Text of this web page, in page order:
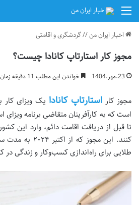
منو
اخبار ایران من//گردشگری و اقامتی
مجوز کار استارتاپ کانادا چیست؟
23.مهر.1404 خواندن این مطلب 11 دقیقه زمان میبرد
مجوز کار استارتاپ کانادا
است که به کارآفرینان متقاضی برنامه ویزای
تا قبل از دریافت اقامت دائم، وارد این
کنند. این مجوز
طلایی برای راه‌اندازی کسب‌وکار و زندگی در